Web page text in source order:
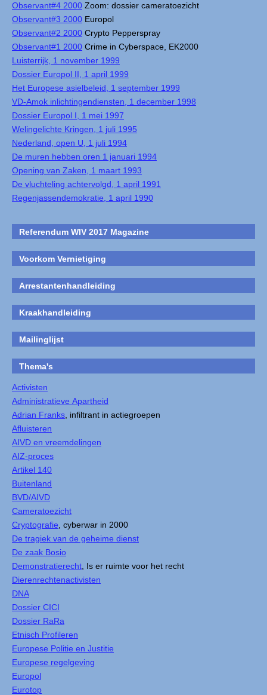
Observant#4 2000 Zoom: dossier cameratoezicht
Observant#3 2000 Europol
Observant#2 2000 Crypto Pepperspray
Observant#1 2000 Crime in Cyberspace, EK2000
Luisterrijk, 1 november 1999
Dossier Europol II, 1 april 1999
Het Europese asielbeleid, 1 september 1999
VD-Amok inlichtingendiensten, 1 december 1998
Dossier Europol I, 1 mei 1997
Welingelichte Kringen, 1 juli 1995
Nederland, open U, 1 juli 1994
De muren hebben oren 1 januari 1994
Opening van Zaken, 1 maart 1993
De vluchteling achtervolgd, 1 april 1991
Regenjassendemokratie, 1 april 1990
Referendum WIV 2017 Magazine
Voorkom Vernietiging
Arrestantenhandleiding
Kraakhandleiding
Mailinglijst
Thema's
Activisten
Administratieve Apartheid
Adrian Franks , infiltrant in actiegroepen
Afluisteren
AIVD en vreemdelingen
AIZ-proces
Artikel 140
Buitenland
BVD/AIVD
Cameratoezicht
Cryptografie , cyberwar in 2000
De tragiek van de geheime dienst
De zaak Bosio
Demonstratierecht , Is er ruimte voor het recht
Dierenrechtenactivisten
DNA
Dossier CICI
Dossier RaRa
Etnisch Profileren
Europese Politie en Justitie
Europese regelgeving
Europol
Eurotop